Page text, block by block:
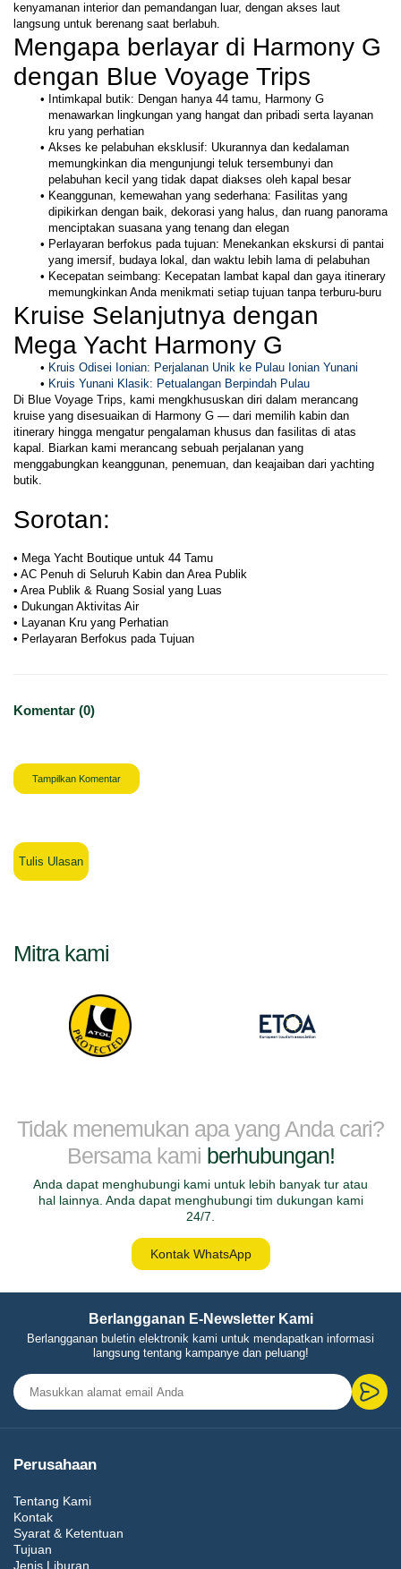
kenyamanan interior dan pemandangan luar, dengan akses laut
langsung untuk berenang saat berlabuh.
Mengapa berlayar di Harmony G
dengan Blue Voyage Trips
Intimkapal butik: Dengan hanya 44 tamu, Harmony G
menawarkan lingkungan yang hangat dan pribadi serta layanan
kru yang perhatian
Akses ke pelabuhan eksklusif: Ukurannya dan kedalaman
memungkinkan dia mengunjungi teluk tersembunyi dan
pelabuhan kecil yang tidak dapat diakses oleh kapal besar
Keanggunan, kemewahan yang sederhana: Fasilitas yang
dipikirkan dengan baik, dekorasi yang halus, dan ruang panorama
menciptakan suasana yang tenang dan elegan
Perlayaran berfokus pada tujuan: Menekankan ekskursi di pantai
yang imersif, budaya lokal, dan waktu lebih lama di pelabuhan
Kecepatan seimbang: Kecepatan lambat kapal dan gaya itinerary
memungkinkan Anda menikmati setiap tujuan tanpa terburu-buru
Kruise Selanjutnya dengan
Mega Yacht Harmony G
Kruis Odisei Ionian: Perjalanan Unik ke Pulau Ionian Yunani
Kruis Yunani Klasik: Petualangan Berpindah Pulau
Di Blue Voyage Trips, kami mengkhususkan diri dalam merancang
kruise yang disesuaikan di Harmony G — dari memilih kabin dan
itinerary hingga mengatur pengalaman khusus dan fasilitas di atas
kapal. Biarkan kami merancang sebuah perjalanan yang
menggabungkan keanggunan, penemuan, dan keajaiban dari yachting
butik.
Sorotan:
• Mega Yacht Boutique untuk 44 Tamu
• AC Penuh di Seluruh Kabin dan Area Publik
• Area Publik & Ruang Sosial yang Luas
• Dukungan Aktivitas Air
• Layanan Kru yang Perhatian
• Perlayaran Berfokus pada Tujuan
Komentar (0)
Tampilkan Komentar
Tulis Ulasan
Mitra kami
Tidak menemukan apa yang Anda cari?
Bersama kami berhubungan!
Anda dapat menghubungi kami untuk lebih banyak tur atau
hal lainnya. Anda dapat menghubungi tim dukungan kami
24/7.
Kontak WhatsApp
Berlangganan E-Newsletter Kami
Berlangganan buletin elektronik kami untuk mendapatkan informasi
langsung tentang kampanye dan peluang!
Perusahaan
Tentang Kami
Kontak
Syarat & Ketentuan
Tujuan
Jenis Liburan